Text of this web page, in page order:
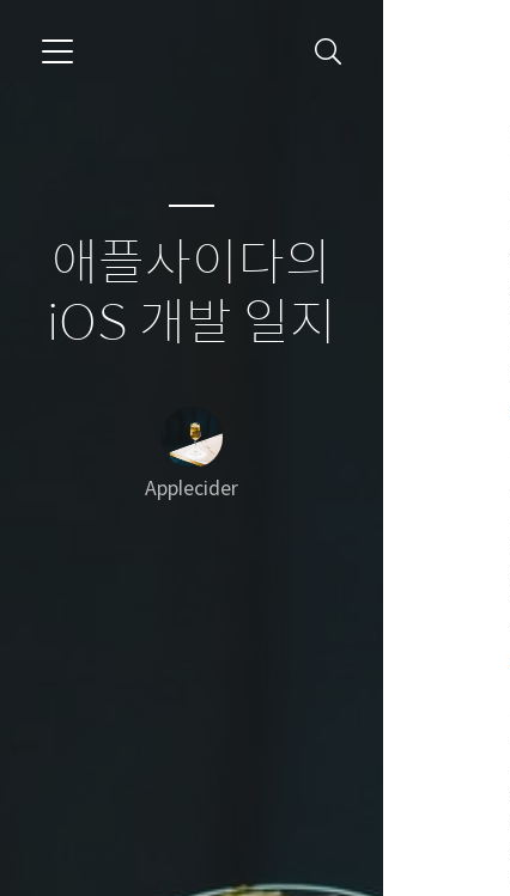
애플사이다의
iOS 개발 일지
Applecider